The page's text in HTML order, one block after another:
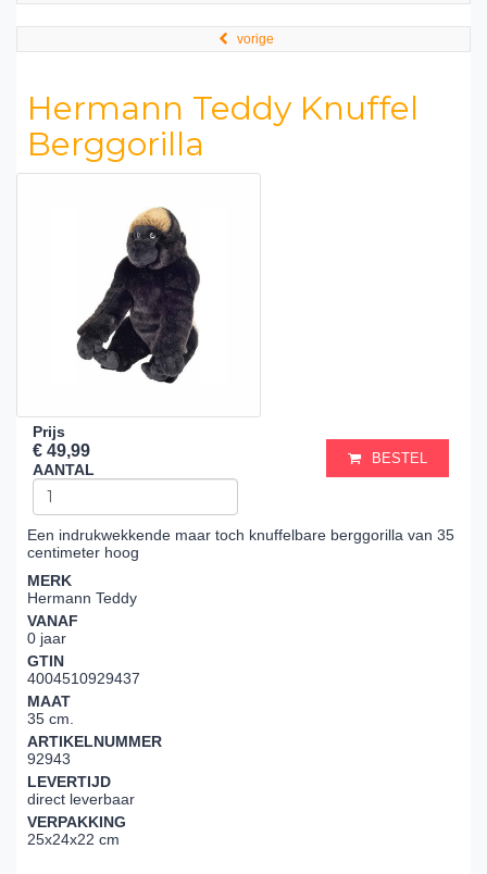
vorige
Hermann Teddy Knuffel
Berggorilla
Prijs
€ 49,99
AANTAL
BESTEL
Een indrukwekkende maar toch knuffelbare berggorilla van 35
centimeter hoog
MERK
Hermann Teddy
VANAF
0 jaar
GTIN
4004510929437
MAAT
35 cm.
ARTIKELNUMMER
92943
LEVERTIJD
direct leverbaar
VERPAKKING
25x24x22 cm